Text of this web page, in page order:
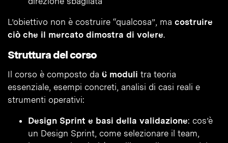
L’obiettivo non è costruire “qualcosa”, ma costruire
ciò che il mercato dimostra di volere.
Struttura del corso
Il corso è composto da 6 moduli tra teoria
essenziale, esempi concreti, analisi di casi reali e
strumenti operativi:
Design Sprint e basi della validazione: cos’è
un Design Sprint, come selezionare il team,